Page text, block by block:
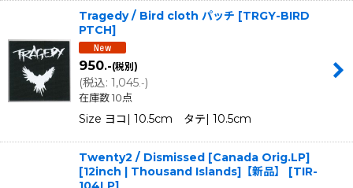
Tragedy / Bird cloth パッチ [TRGY-BIRD
PTCH]
950.-(税別)
(税込: 1,045 .-)
在庫数 10点
Size ヨコ| 10.5cm タテ| 10.5cm
Twenty2 / Dismissed [Canada Orig.LP]
[12inch | Thousand Islands]【新品】
[TIR-